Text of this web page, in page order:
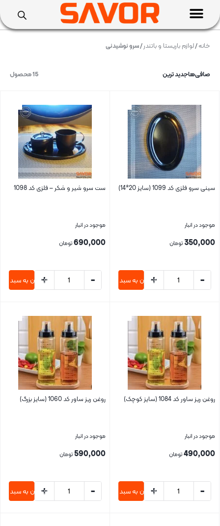
خانه/لوازم باریستا و باتندر/ سرو نوشیدنی
15 محصول صافی‌هاجدید ترین
سینی سرو فلزی کد 1099 (سایز 20*14)
موجود در انبار
350,000 تومان
-
+
افزودن به سبد خرید
ست سرو شیر و شکر – فلزی کد 1098
موجود در انبار
690,000تومان
-
+
افزودن به سبد
روغن ریز ساور کد 1084 (سایز کوچک)
موجود در انبار
490,000تومان
-
+
افزودن به سبد خرید
روغن ریز ساور کد 1060 (سایز بزرگ)
موجود در انبار
590,000تومان
-
+
افزودن به سبد